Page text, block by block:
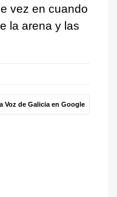
vez en cuando
la arena y las
Voz de Galicia en Google